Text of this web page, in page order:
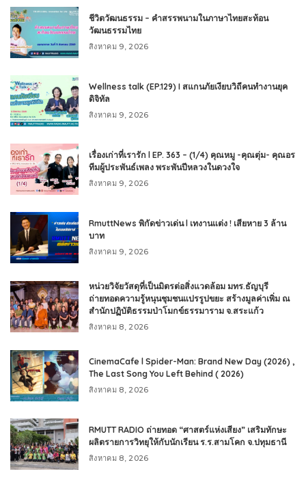
ชีวิตวัฒนธรรม – คำสรรพนามในภาษาไทยสะท้อน
วัฒนธรรมไทย
สิงหาคม 9, 2026
Wellness talk (EP.129) I สแกนภัยเงียบวิถีคนทำงานยุค
ดิจิทัล
สิงหาคม 9, 2026
เรื่องเก่าที่เรารัก l EP. 363 – (1/4) คุณหมู -คุณตุ่ม- คุณอร
ทีมผู้ประพันธ์เพลง พระพันปีหลวงในดวงใจ
สิงหาคม 9, 2026
RmuttNews พิกัดข่าวเด่น l เทงานแต่ง ! เสียหาย 3 ล้าน
บาท
สิงหาคม 9, 2026
หน่วยวิจัยวัสดุที่เป็นมิตรต่อสิ่งแวดล้อม มทร.ธัญบุรี
ถ่ายทอดความรู้หนุนชุมชนแปรรูปขยะ สร้างมูลค่าเพิ่ม ณ
สำนักปฏิบัติธรรมป่าโมกข์ธรรมาราม จ.สระแก้ว
สิงหาคม 8, 2026
CinemaCafe l Spider-Man: Brand New Day (2026) ,
The Last Song You Left Behind ( 2026)
สิงหาคม 8, 2026
RMUTT RADIO ถ่ายทอด “ศาสตร์แห่งเสียง” เสริมทักษะ
ผลิตรายการวิทยุให้กับนักเรียน ร.ร.สามโคก จ.ปทุมธานี
สิงหาคม 8, 2026